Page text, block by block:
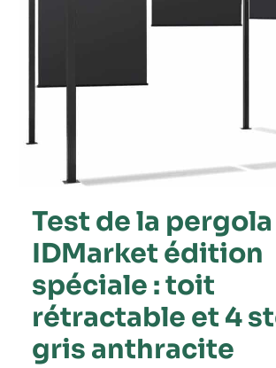
Test de la pergola
IDMarket édition
spéciale : toit
rétractable et 4
gris anthracite
4
anthracite